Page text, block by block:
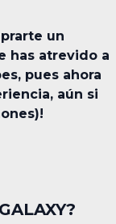
un
has atrevido a
pues ahora
aún si